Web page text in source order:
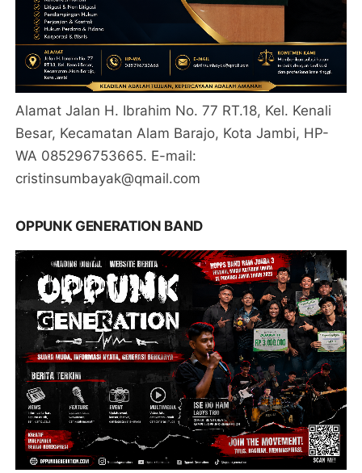
Alamat Jalan H. Ibrahim No. 77 RT.18, Kel. Kenali
Besar, Kecamatan Alam Barajo, Kota Jambi, HP-
WA 085296753665. E-mail:
cristinsumbayak@qmail.com
OPPUNK GENERATION BAND